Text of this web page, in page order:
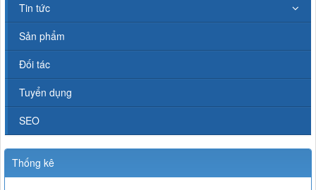
Tin tức
Sản phẩm
Đối tác
Tuyển dụng
SEO
Thống kê